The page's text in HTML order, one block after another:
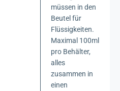
müssen in den
Beutel für
Flüssigkeiten.
Maximal 100ml
pro Behälter,
alles
zusammen in
einen